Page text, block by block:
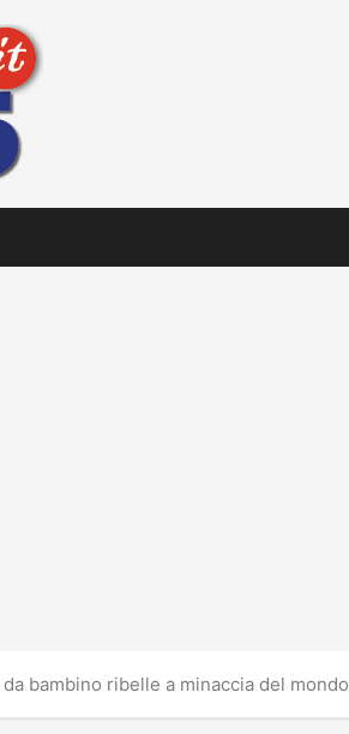
bambino ribelle a minaccia del mondo